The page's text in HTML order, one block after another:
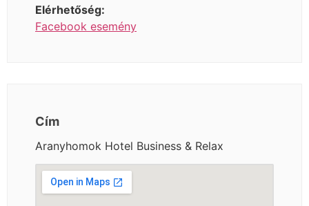
Elérhetőség:
Facebook esemény
Cím
Aranyhomok Hotel Business & Relax